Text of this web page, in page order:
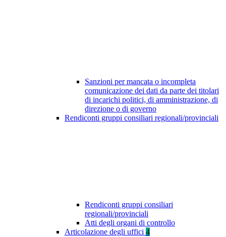
Sanzioni per mancata o incompleta
comunicazione dei dati da parte dei titolari
di incarichi politici, di amministrazione, di
direzione o di governo
Rendiconti gruppi consiliari regionali/provinciali
Rendiconti gruppi consiliari
regionali/provinciali
Atti degli organi di controllo
Articolazione degli uffici 4